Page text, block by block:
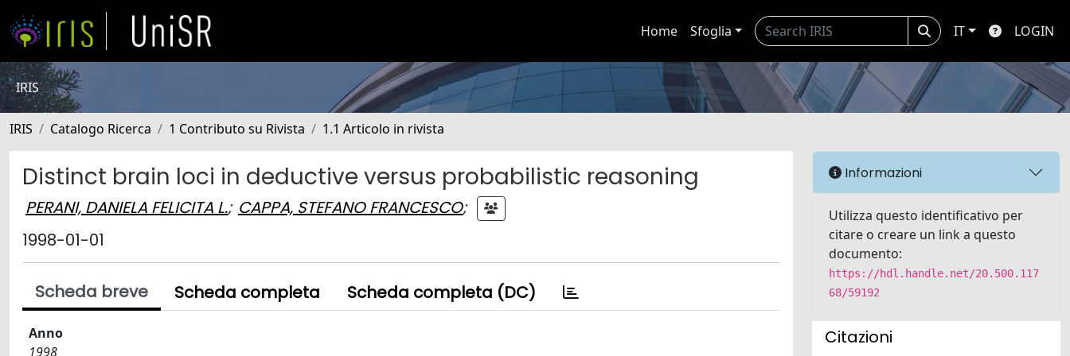
Home Sfoglia IT LOGIN
IRIS
IRIS Catalogo Ricerca 1 Contributo su Rivista 1.1 Articolo in rivista
Distinct brain loci in deductive versus probabilistic reasoning
PERANI, DANIELA FELICITA L.; CAPPA, STEFANO FRANCESCO;
1998-01-01
Scheda breve Scheda completa Scheda completa (DC)
Anno
1998
Informazioni
Utilizza questo identificativo per
citare o creare un link a questo
documento:
https://hdl.handle.net/20.500.117
68/59192
Citazioni